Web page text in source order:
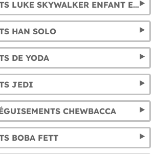
DÉGUISEMENTS LUKE SKYWALKER ENFANT ET ADULTE
HAN SOLO
DE YODA
JEDI
CHEWBACCA
BOBA FETT